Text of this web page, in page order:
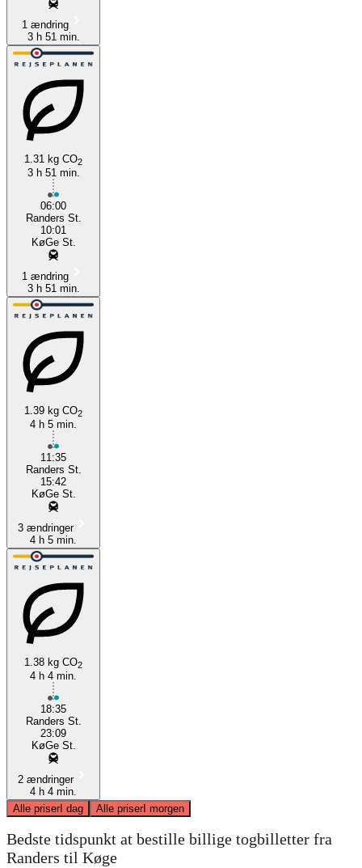
1 ændring
3 h 51 min.
1.31 kg CO2
3 h 51 min.
06:00
Randers St.
10:01
KøGe St.
1 ændring
3 h 51 min.
1.39 kg CO2
4 h 5 min.
11:35
Randers St.
15:42
KøGe St.
3 ændringer
4 h 5 min.
1.38 kg CO2
4 h 4 min.
18:35
Randers St.
23:09
KøGe St.
2 ændringer
4 h 4 min.
Alle priserI dag Alle priserI morgen
Bedste tidspunkt at bestille billige togbilletter fra
Randers til Køge